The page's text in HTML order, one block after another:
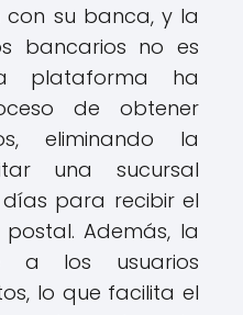
con su banca, y la
bancarios no es
plataforma ha
de obtener
eliminando la
una sucursal
para recibir el
Además, la
a los usuarios
lo que facilita el